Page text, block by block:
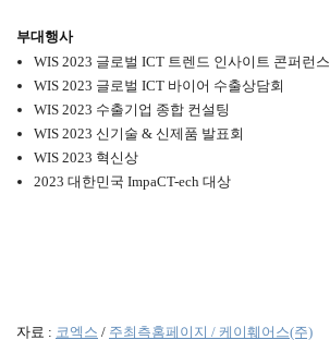
부대행사
WIS 2023 글로벌 ICT 트렌드 인사이트 콘퍼런스
WIS 2023 글로벌 ICT 바이어 수출상담회
WIS 2023 수출기업 종합 컨설팅
WIS 2023 신기술 & 신제품 발표회
WIS 2023 혁신상
2023 대한민국 ImpaCT-ech 대상
자료 : 코엑스 / 주최측홈페이지 / 케이훼어스(주)